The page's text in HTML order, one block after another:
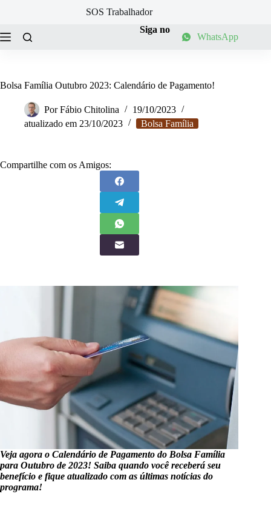
conteúdo
SOS Trabalhador
Siga no
WhatsApp
Bolsa Família Outubro 2023: Calendário de Pagamento!
Por Fábio Chitolina
19/10/2023
atualizado em 23/10/2023 Bolsa Família
Compartilhe com os Amigos:
Veja agora o Calendário de Pagamento do Bolsa Família
para Outubro de 2023! Saiba quando você receberá seu
benefício e fique atualizado com as últimas notícias do
programa!